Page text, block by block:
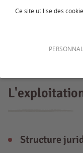
Ce site utilise des
majeur(e)
ou ayant
Structure